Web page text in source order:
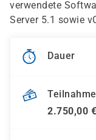
verwendete
Server 5.1 sowie
Dauer
2.750,00 €